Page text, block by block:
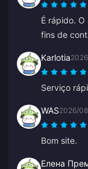
problema
É rápido.
fins de
Karlotia
Serviço
WAS2026/
Bom site.
Елена